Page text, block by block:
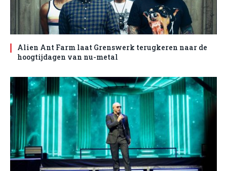
Alien Ant Farm laat Grenswerk terugkeren naar de
hoogtijdagen van nu-metal